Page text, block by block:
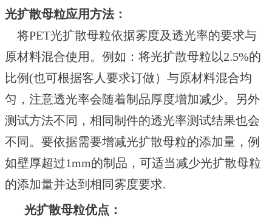
光扩散母粒应用方法：
将PET光扩散母粒依据雾度及透光率的要求与
原材料混合使用。 例如：将光扩散母粒以2.5%的
比例 (也可根据客人要求订做） 与原材料混合均
匀，注意透光率会随着制品厚度增加减少。另外
测试方法不同，相同制件的透光率测试结果也会
不同。 要依据需要增减光扩散母粒的添加量，例
如壁厚超过1mm的制品，可适当减少光扩散母粒
的添加量并达到相同雾度要求.
光扩散母粒优点 ：